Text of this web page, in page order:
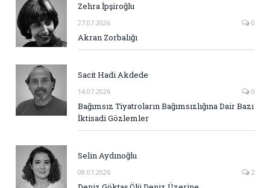
Zehra İpşiroğlu
27.07.2026 0
Akran Zorbalığı
Sacit Hadi Akdede
14.07.2026 0
Bağımsız Tiyatroların Bağımsızlığına Dair Bazı
İktisadi Gözlemler
Selin Aydınoğlu
08.07.2026 2